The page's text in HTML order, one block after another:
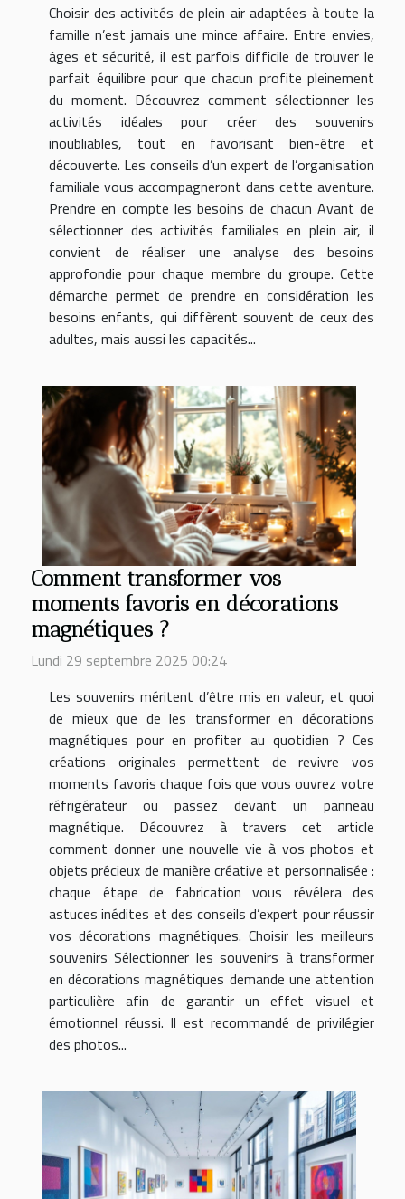
Choisir des activités de plein air adaptées à toute la
famille n’est jamais une mince affaire. Entre envies,
âges et sécurité, il est parfois difficile de trouver le
parfait équilibre pour que chacun profite pleinement
du moment. Découvrez comment sélectionner les
activités idéales pour créer des souvenirs
inoubliables, tout en favorisant bien-être et
découverte. Les conseils d’un expert de l’organisation
familiale vous accompagneront dans cette aventure.
Prendre en compte les besoins de chacun Avant de
sélectionner des activités familiales en plein air, il
convient de réaliser une analyse des besoins
approfondie pour chaque membre du groupe. Cette
démarche permet de prendre en considération les
besoins enfants, qui diffèrent souvent de ceux des
adultes, mais aussi les capacités...
Comment transformer vos
moments favoris en décorations
magnétiques ?
Lundi 29 septembre 2025 00:24
Les souvenirs méritent d’être mis en valeur, et quoi
de mieux que de les transformer en décorations
magnétiques pour en profiter au quotidien ? Ces
créations originales permettent de revivre vos
moments favoris chaque fois que vous ouvrez votre
réfrigérateur ou passez devant un panneau
magnétique. Découvrez à travers cet article
comment donner une nouvelle vie à vos photos et
objets précieux de manière créative et personnalisée :
chaque étape de fabrication vous révélera des
astuces inédites et des conseils d’expert pour réussir
vos décorations magnétiques. Choisir les meilleurs
souvenirs Sélectionner les souvenirs à transformer
en décorations magnétiques demande une attention
particulière afin de garantir un effet visuel et
émotionnel réussi. Il est recommandé de privilégier
des photos...